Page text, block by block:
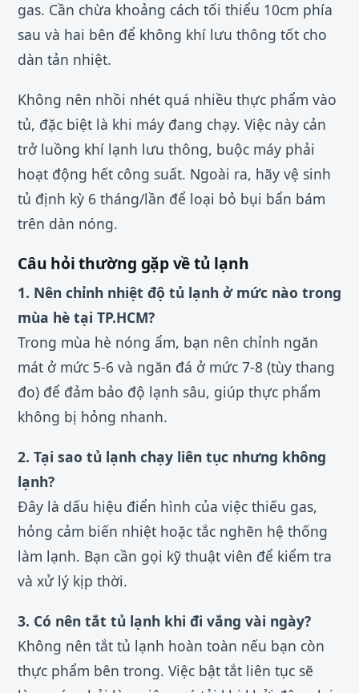
gas. Cần chừa khoảng cách tối thiểu 10cm phía
sau và hai bên để không khí lưu thông tốt cho
dàn tản nhiệt.
Không nên nhồi nhét quá nhiều thực phẩm vào
tủ, đặc biệt là khi máy đang chạy. Việc này cản
trở luồng khí lạnh lưu thông, buộc máy phải
hoạt động hết công suất. Ngoài ra, hãy vệ sinh
tủ định kỳ 6 tháng/lần để loại bỏ bụi bẩn bám
trên dàn nóng.
Câu hỏi thường gặp về tủ lạnh
1. Nên chỉnh nhiệt độ tủ lạnh ở mức nào trong
mùa hè tại TP.HCM?
Trong mùa hè nóng ẩm, bạn nên chỉnh ngăn
mát ở mức 5-6 và ngăn đá ở mức 7-8 (tùy thang
đo) để đảm bảo độ lạnh sâu, giúp thực phẩm
không bị hỏng nhanh.
2. Tại sao tủ lạnh chạy liên tục nhưng không
lạnh?
Đây là dấu hiệu điển hình của việc thiếu gas,
hỏng cảm biến nhiệt hoặc tắc nghẽn hệ thống
làm lạnh. Bạn cần gọi kỹ thuật viên để kiểm tra
và xử lý kịp thời.
3. Có nên tắt tủ lạnh khi đi vắng vài ngày?
Không nên tắt tủ lạnh hoàn toàn nếu bạn còn
thực phẩm bên trong. Việc bật tắt liên tục sẽ